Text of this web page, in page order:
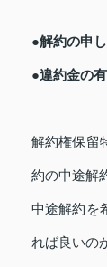
●解約の申
●違約金の
解約権保留
約の中途解
中途解約を
れば良いの